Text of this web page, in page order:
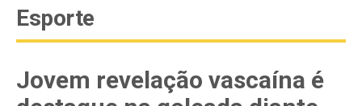
Esporte
Jovem revelação vascaína é